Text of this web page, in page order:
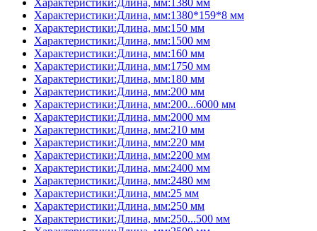
Характеристики:Длина, мм:1380 мм
Характеристики:Длина, мм:1380*159*8 мм
Характеристики:Длина, мм:150 мм
Характеристики:Длина, мм:1500 мм
Характеристики:Длина, мм:160 мм
Характеристики:Длина, мм:1750 мм
Характеристики:Длина, мм:180 мм
Характеристики:Длина, мм:200 мм
Характеристики:Длина, мм:200...6000 мм
Характеристики:Длина, мм:2000 мм
Характеристики:Длина, мм:210 мм
Характеристики:Длина, мм:220 мм
Характеристики:Длина, мм:2200 мм
Характеристики:Длина, мм:2400 мм
Характеристики:Длина, мм:2480 мм
Характеристики:Длина, мм:25 мм
Характеристики:Длина, мм:250 мм
Характеристики:Длина, мм:250...500 мм